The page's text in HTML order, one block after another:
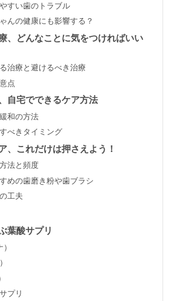
すい歯のトラブル
んの健康にも影響する？
、どんなことに気をつければいい
治療と避けるべき治療
点
自宅でできるケア方法
和の方法
べきタイミング
、これだけは押さえよう！
法と頻度
めの歯磨き粉や歯ブラシ
工夫
葉酸サプリ
プリ